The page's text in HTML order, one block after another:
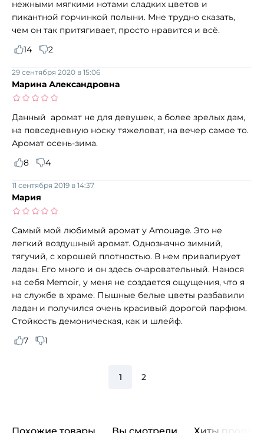
нежными мягкими нотами сладких цветов и
пикантной горчинкой полыни. Мне трудно сказать,
чем он так притягивает, просто нравится и всё.
14
2
Марина Александровна
29 сентября 2020 в 15:06
Данный аромат не для девушек, а более зрелых дам,
на повседневную носку тяжеловат, на вечер самое то.
Аромат осень-зима.
8
4
Мария
11 сентября 2019 в 14:37
Самый мой любимый аромат у Amouage. Это не
легкий воздушный аромат. Однозначно зимний,
тягучий, с хорошей плотностью. В нем привалирует
ладан. Его много и он здесь очаровательный. Нанося
на себя Memoir, у меня не создается ощущения, что я
на службе в храме. Пышные белые цветы разбавили
ладан и получился очень красивый дорогой парфюм.
Стойкость демоническая, как и шлейф.
7
1
1 2
Похожие товары Вы смотрели Хиты продаж